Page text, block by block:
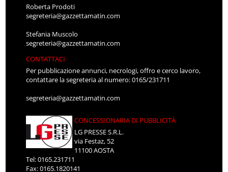
Roberta Prodoti
segreteria@gazzettamatin.com
Stefania Muscolo
segreteria@gazzettamatin.com
CONTATTACI
Per pubblicazione annunci, necrologi, offro e cerco lavoro,
contattare la segreteria al numero: 0165/231711
segreteria@gazzettamatin.com
CONCESSIONARIA DI PUBBLICITÀ
LG PRESSE S.R.L.
via Festaz, 52
11100 AOSTA
Tel: 0165.231711
Fax: 0165.1820141